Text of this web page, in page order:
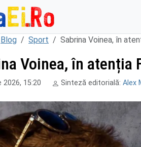
Blog Sport Sabrina Voinea, în
Voinea, în atenția
2026, 15:20 Sinteză editorială: Alex